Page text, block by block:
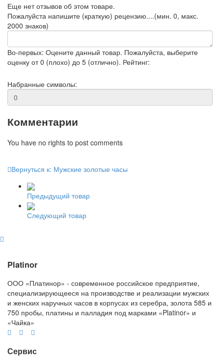
Еще нет отзывов об этом товаре.
Пожалуйста напишите (краткую) рецензию....(мин. 0, макс.
2000 знаков)
Во-первых: Оцените данный товар. Пожалуйста, выберите
оценку от 0 (плохо) до 5 (отлично). Рейтинг:
Набранные символы:
Комментарии
You have no rights to post comments
Вернуться к: Мужские золотые часы
Предыдущий товар
Следующий товар
Platinor
ООО «Платинор» - современное российское предприятие,
специализирующееся на производстве и реализации мужских
и женских наручных часов в корпусах из серебра, золота 585 и
750 пробы, платины и палладия под марками «Platinor» и
«Чайка»
Сервис